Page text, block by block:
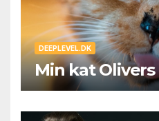
DEEPLEVEL.DK
Min kat Olivers